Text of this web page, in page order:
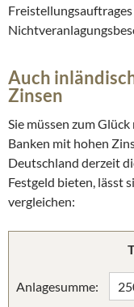
Auch
Zinsen
Sie müssen zum
Banken mit hohen
Deutschland derzeit
Festgeld bieten, lässt
vergleichen:
Anlagesumme: